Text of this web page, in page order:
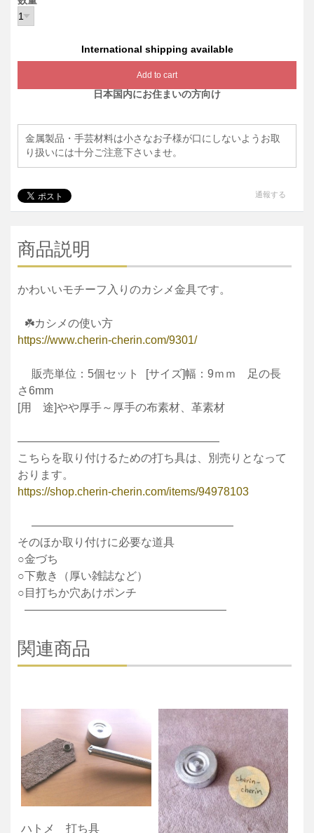
International shipping available
Add to cart
日本国内にお住まいの方向け
金属製品・手芸材料は小さなお子様が口にしないようお取
り扱いには十分ご注意下さいませ。
通報する
商品説明
かわいいモチーフ入りのカシメ金具です。
☘️カシメの使い方
https://www.cherin-cherin.com/9301/
販売単位：5個セット [サイズ]幅：9ｍｍ 足の長
さ6mm
[用 途]やや厚手～厚手の布素材、革素材
——————————————————
こちらを取り付けるための打ち具は、別売りとなって
おります。
https://shop.cherin-cherin.com/items/94978103
——————————————————
そのほか取り付けに必要な道具
○金づち
○下敷き（厚い雑誌など）
○目打ちか穴あけポンチ
——————————————————
関連商品
ハトメ 打ち具